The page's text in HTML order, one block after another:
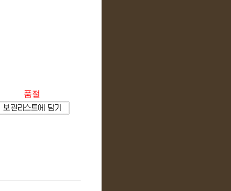
품절